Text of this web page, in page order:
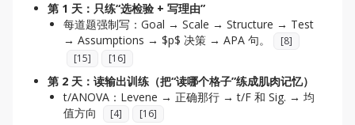
第 1 天：只练“选检验 + 写理由”
每道题强制写：Goal → Scale → Structure → Test
→ Assumptions → $p$ 决策 → APA 句。
[8]
[15] [16]
第 2 天：读输出训练（把“读哪个格子”练成肌肉记忆）
t/ANOVA：Levene → 正确那行 → t/F 和 Sig. → 均
值方向
[4] [16]